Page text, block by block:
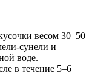
весом 30–50
сунели и
воде.
в течение 5–6